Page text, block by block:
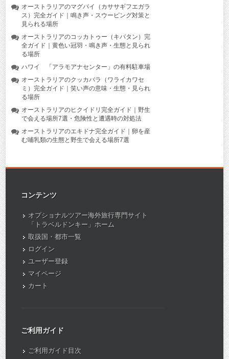
オーストラリアのマグパイ（カササギフエガラ
ス）完全ガイド｜鳴き声・スウーピング対策と
見られる場所
オーストラリアのコッカトゥー（キバタン）完
全ガイド｜黄色い冠羽・鳴き声・生態と見られ
る場所
ハワイ 「アラモアナセンター」の有料駐車場
オーストラリアのクッカバラ（ワライカワセ
ミ）完全ガイド｜笑い声の意味・生態・見られ
る場所
オーストラリアのヒクイドリ完全ガイド｜野生
で会える場所7選・危険性と遭遇時の対処法
オーストラリアのエキドナ完全ガイド｜卵を産
む哺乳類の生態と野生で会える場所7選
コンテンツ
オプショナルツアー海外旅行専門サイト
「トラベルドンキー」ホーム
取扱国・都市一覧
ログイン
ユーザー登録
マイページ
カート
ご利用ガイド
ご利用ガイド目次